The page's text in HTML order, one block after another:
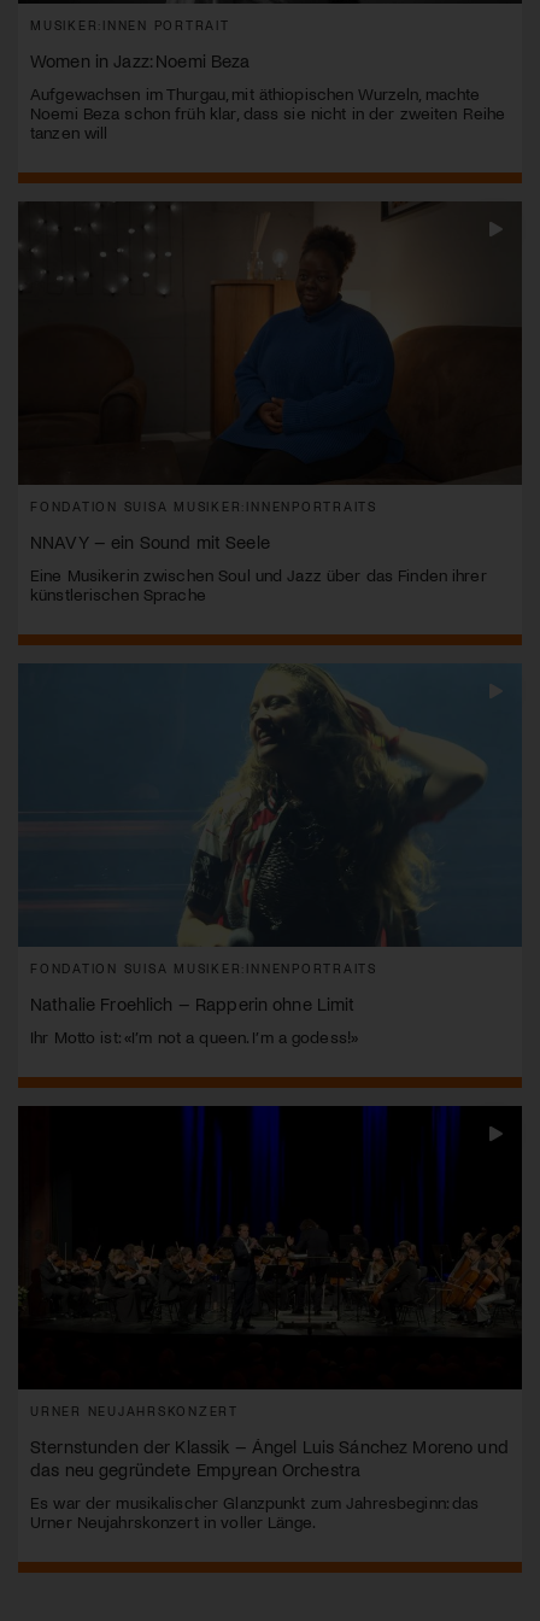
MUSIKER:INNEN PORTRAIT
Women in Jazz: Noemi Beza
Aufgewachsen im Thurgau, mit äthiopischen Wurzeln, machte
Noemi Beza schon früh klar, dass sie nicht in der zweiten Reihe
tanzen will
FONDATION SUISA MUSIKER:INNENPORTRAITS
NNAVY – ein Sound mit Seele
Eine Musikerin zwischen Soul und Jazz über das Finden ihrer
künstlerischen Sprache
FONDATION SUISA MUSIKER:INNENPORTRAITS
Nathalie Froehlich – Rapperin ohne Limit
Ihr Motto ist: «I’m not a queen. I’m a godess!»
URNER NEUJAHRSKONZERT
Sternstunden der Klassik – Ángel Luis Sánchez Moreno und
das neu gegründete Empyrean Orchestra
Es war der musikalischer Glanzpunkt zum Jahresbeginn: das
Urner Neujahrskonzert in voller Länge.